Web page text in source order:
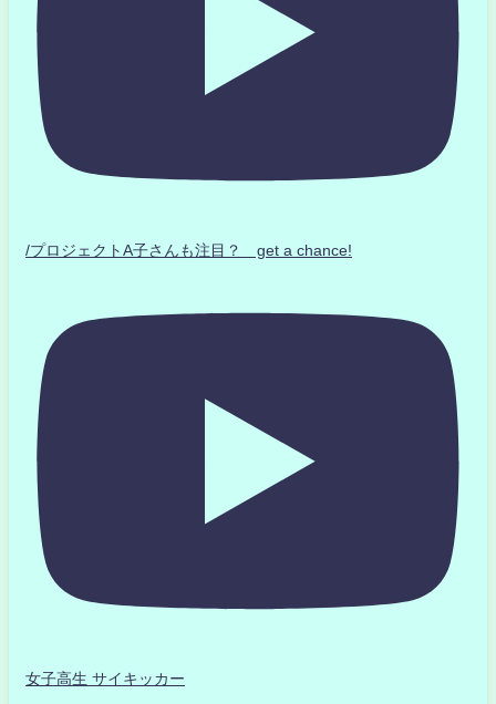
/プロジェクトA子さんも注目？ get a chance!
女子高生 サイキッカー